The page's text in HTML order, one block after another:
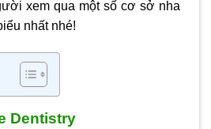
xem qua một số cơ sở nha
nhất nhé!
Dentistry